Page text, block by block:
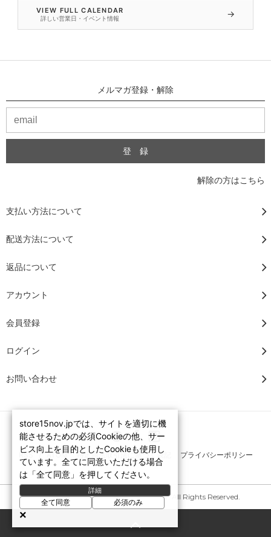
VIEW FULL CALENDAR
詳しい営業日・イベント情報 →
メルマガ登録・解除
解除の方はこちら
支払い方法について
配送方法について
返品について
アカウント
会員登録
ログイン
お問い合わせ
RSS / ATOM 特定商法取引法に基づく表記 プライバシーポリシー
Copyright © 2007-2026 STORE15NOV. All Rights Reserved.
store15nov.jpでは、サイトを適切に機
能させるための必須Cookieの他、サー
ビス向上を目的としたCookieも使用し
ています。全てに同意いただける場合
は「全て同意」を押してください。
詳細
全て同意
必須のみ
×